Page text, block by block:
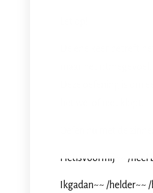
Hetisvoormij~~ /heel
Ikgadan~~ /helder~~